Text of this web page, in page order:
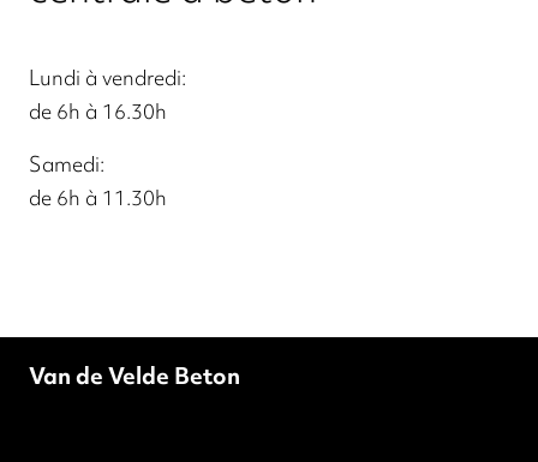
Lundi à vendredi:
de 6h à 16.30h
Samedi:
de 6h à 11.30h
Van de Velde Beton